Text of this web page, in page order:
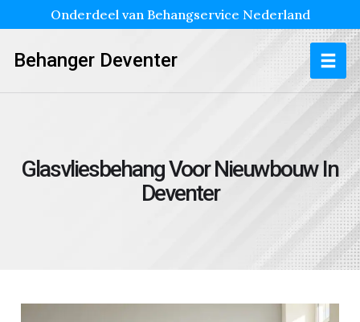
Onderdeel van Behangservice Nederland
Behanger Deventer
Glasvliesbehang Voor Nieuwbouw In
Deventer